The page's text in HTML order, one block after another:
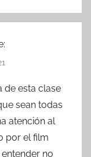
de esta clase
sean todas
atención al
por el film
no